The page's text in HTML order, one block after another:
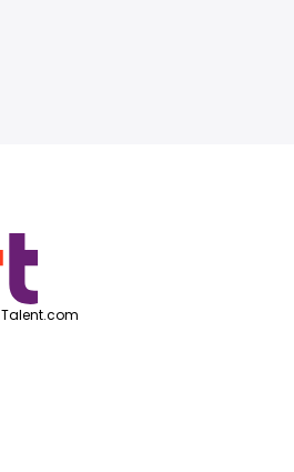
Talent.com